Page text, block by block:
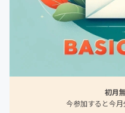
初月
今参加すると今月